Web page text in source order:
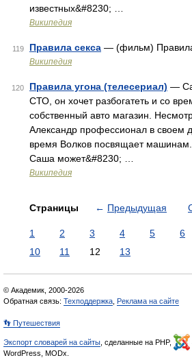
известных&#8230; …
Википедия
119 Правила секса — (фильм)
Википедия
120 Правила угона (телесериал) —
СТО, он хочет разбогатеть и со
собственный авто магазин.
Александр профессионал в своем
время Волков посвящает
Саша может&#8230; …
Википедия
Страницы ← Предыдущая
1 2 3 4 5 6
10
11 12 13
© Академик, 2000-2026
Обратная связь: Техподдержка Реклама на сайте
👣 Путешествия
Экспорт словарей на сайты , сделанные на PHP,
WordPress, MODx.